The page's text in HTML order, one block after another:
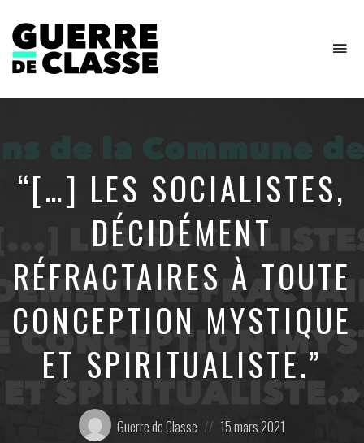
de
“[…] LES SOCIALISTES,
DÉCIDÉMENT
RÉFRACTAIRES À TOUTE
CONCEPTION MYSTIQUE
ET SPIRITUALISTE.”
Posté
par:
Guerre de Classe
on
15 mars 2021